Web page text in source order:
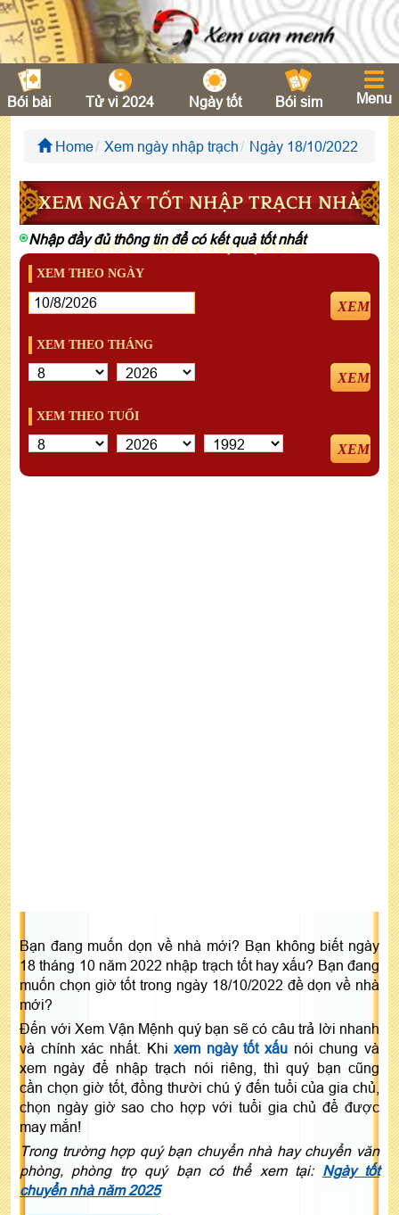
Bói bài Tử vi 2024 Ngày tốt Bói sim Menu
Home Xem ngày nhập trạch Ngày 18/10/2022
XEM NGÀY TỐT NHẬP TRẠCH NHÀ
MỚI - NGÀY 18/10/2022
Nhập đầy đủ thông tin để có kết quả tốt nhất
XEM THEO NGÀY
XEM
XEM THEO THÁNG
XEM
XEM THEO TUỔI
XEM
Bạn đang muốn dọn về nhà mới? Bạn không biết ngày
18 tháng 10 năm 2022 nhập trạch tốt hay xấu? Bạn đang
muốn chọn giờ tốt trong ngày 18/10/2022 đề dọn về nhà
mới?
Đến với Xem Vận Mệnh quý bạn sẽ có câu trả lời nhanh
và chính xác nhất. Khixem ngày tốt xấu nói chung và
xem ngày để nhập trạch nói riêng, thì quý bạn cũng
cần chọn giờ tốt, đồng thười chú ý đến tuổi của gia chủ,
chọn ngày giờ sao cho hợp với tuổi gia chủ để được
may mắn!
Trong trường hợp quý bạn chuyển nhà hay chuyển văn
phòng, phòng trọ quý bạn có thể xem tại: Ngày tốt
chuyển nhà năm 2025